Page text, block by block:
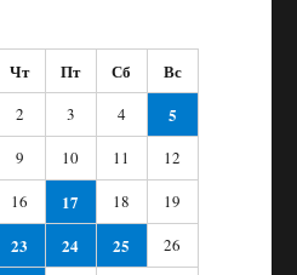
Чт Пт Сб Вс
2 3 4
5
9 10 11
12
16 17 18 19
23 24 25
26